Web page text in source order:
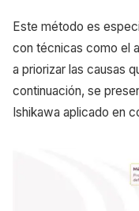
Este método es
con técnicas como el
a priorizar las causas
continuación, se
Ishikawa aplicado en